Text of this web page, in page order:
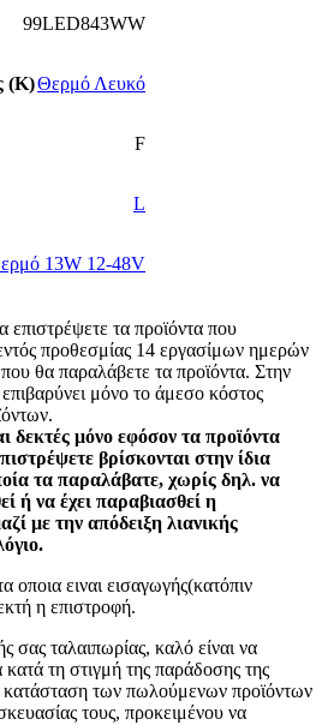
99LED843WW
(Κ)Θερμό Λευκό
F
L
13W 12-48V
επιστρέψετε τα προϊόντα που
προθεσμίας 14 εργασίμων ημερών
θα παραλάβετε τα προϊόντα. Στην
μόνο το άμεσο κόστος
δεκτές μόνο εφόσον τα προϊόντα
βρίσκονται στην ίδια
τα παραλάβατε, χωρίς δηλ. να
ή να έχει παραβιασθεί η
με την απόδειξη λιανικής
οποια ειναι εισαγωγής(κατόπιν
η επιστροφή.
σας ταλαιπωρίας, καλό είναι να
κατά τη στιγμή της παράδοσης της
κατάσταση των πωλούμενων προϊόντων
τους, προκειμένου να